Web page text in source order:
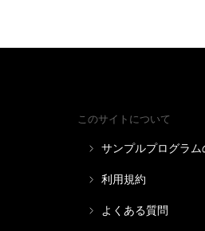
このサイトについて
サンプルプログラ
利用規約
よくある質問